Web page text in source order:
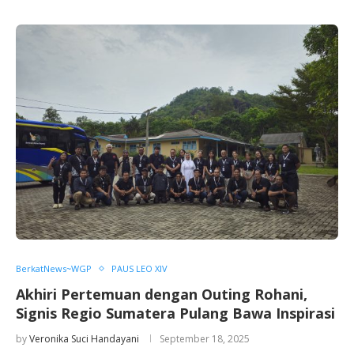
BerkatNews~WGP PAUS LEO XIV
Akhiri Pertemuan dengan Outing Rohani,
Signis Regio Sumatera Pulang Bawa Inspirasi
byVeronika Suci Handayani September 18, 2025